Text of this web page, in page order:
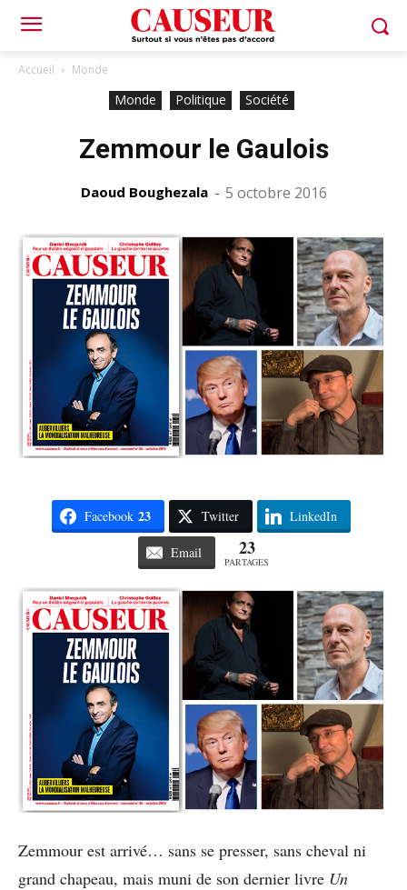
Accueil Monde
Monde Politique Société
Zemmour le Gaulois
Daoud Boughezala - 5 octobre 2016
Facebook 23 Twitter LinkedIn
Email 23
PARTAGES
Zemmour est arrivé… sans se presser, sans cheval ni
grand chapeau, mais muni de son dernier livre Un